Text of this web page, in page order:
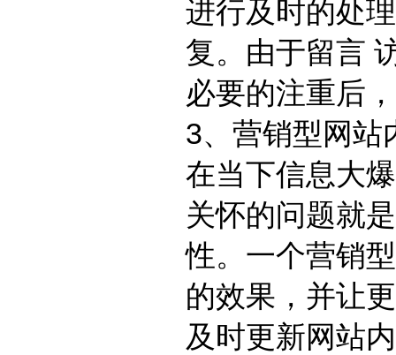
进行及时的处
复。由于留言
必要的注重后
3、营销型网站
在当下信息大
关怀的问题就
性。一个营销
的效果，并让
及时更新网站